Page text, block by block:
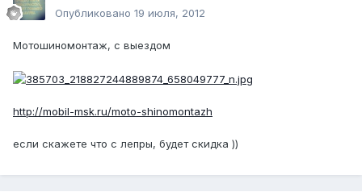
Опубликовано 19 июля, 2012
Мотошиномонтаж, с выездом
http://mobil-msk.ru/moto-shinomontazh
если скажете что с лепры, будет скидка ))